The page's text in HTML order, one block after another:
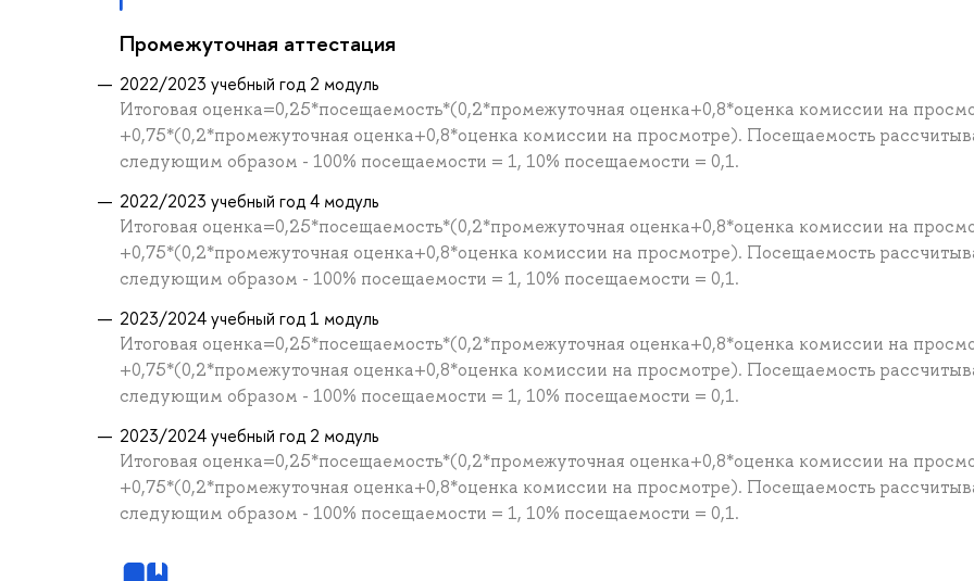
Промежуточная аттестация
2022/2023 учебный год 2 модуль
Итоговая оценка=0,25*посещаемость*(0,2*промежуточная оценка+0,8*оценка комиссии на
+0,75*(0,2*промежуточная оценка+0,8*оценка комиссии на просмотре). Посещаемость
следующим образом - 100% посещаемости = 1, 10% посещаемости = 0,1.
2022/2023 учебный год 4 модуль
Итоговая оценка=0,25*посещаемость*(0,2*промежуточная оценка+0,8*оценка комиссии на
+0,75*(0,2*промежуточная оценка+0,8*оценка комиссии на просмотре). Посещаемость
следующим образом - 100% посещаемости = 1, 10% посещаемости = 0,1.
2023/2024 учебный год 1 модуль
Итоговая оценка=0,25*посещаемость*(0,2*промежуточная оценка+0,8*оценка комиссии на
+0,75*(0,2*промежуточная оценка+0,8*оценка комиссии на просмотре). Посещаемость
следующим образом - 100% посещаемости = 1, 10% посещаемости = 0,1.
2023/2024 учебный год 2 модуль
Итоговая оценка=0,25*посещаемость*(0,2*промежуточная оценка+0,8*оценка комиссии на
+0,75*(0,2*промежуточная оценка+0,8*оценка комиссии на просмотре). Посещаемость
следующим образом - 100% посещаемости = 1, 10% посещаемости = 0,1.